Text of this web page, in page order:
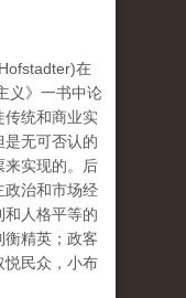
在
义》一书中论
统和商业实
是无可否认的
来实现的。后
政治和市场经
人格平等的
精英；政客
悦民众，小布